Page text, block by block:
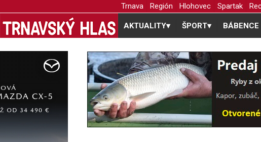
Trnava Región Hlohovec Spartak
AKTUALITY▾ ŠPORT▾ BÁBENCE